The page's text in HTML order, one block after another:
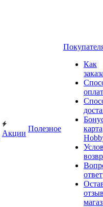
Акции
Полезное
Как
карта
ответ